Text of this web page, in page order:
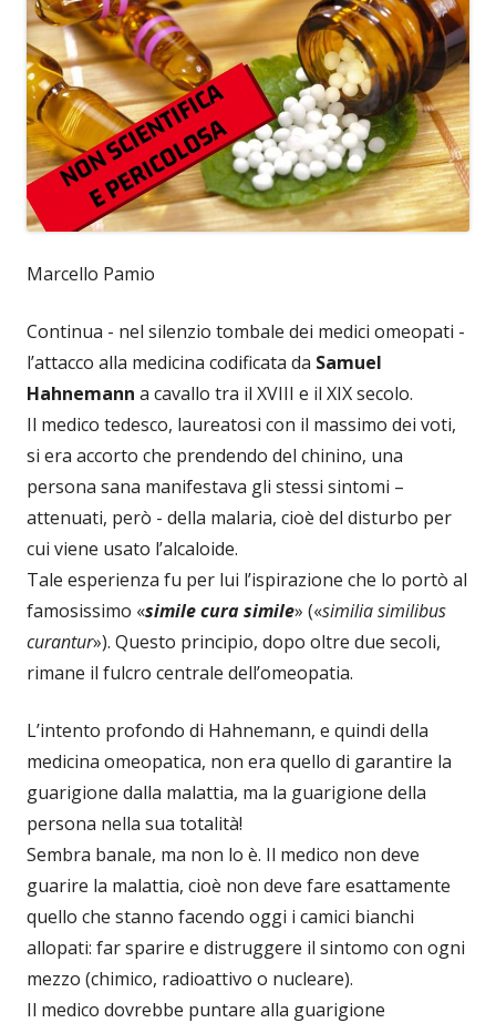
Marcello Pamio
Continua - nel silenzio tombale dei medici omeopati -
l’attacco alla medicina codificata da Samuel
Hahnemann a cavallo tra il XVIII e il XIX secolo.
Il medico tedesco, laureatosi con il massimo dei voti,
si era accorto che prendendo del chinino, una
persona sana manifestava gli stessi sintomi –
attenuati, però - della malaria, cioè del disturbo per
cui viene usato l’alcaloide.
Tale esperienza fu per lui l’ispirazione che lo portò al
famosissimo «simile cura simile» («similia similibus
curantur»). Questo principio, dopo oltre due secoli,
rimane il fulcro centrale dell’omeopatia.
L’intento profondo di Hahnemann, e quindi della
medicina omeopatica, non era quello di garantire la
guarigione dalla malattia, ma la guarigione della
persona nella sua totalità!
Sembra banale, ma non lo è. Il medico non deve
guarire la malattia, cioè non deve fare esattamente
quello che stanno facendo oggi i camici bianchi
allopati: far sparire e distruggere il sintomo con ogni
mezzo (chimico, radioattivo o nucleare).
Il medico dovrebbe puntare alla guarigione